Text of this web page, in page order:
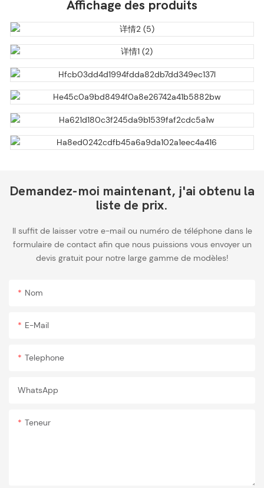
Affichage des produits
Demandez-moi maintenant, j'ai obtenu la
liste de prix.
Il suffit de laisser votre e-mail ou numéro de téléphone dans le
formulaire de contact afin que nous puissions vous envoyer un
devis gratuit pour notre large gamme de modèles!
Nom
E-Mail
Telephone
WhatsApp
Teneur